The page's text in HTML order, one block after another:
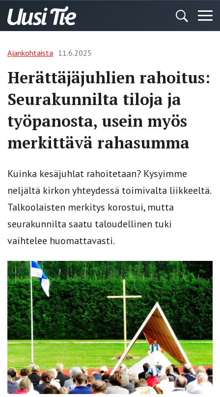
Ajankohtaista 11.6.2025
Herättäjäjuhlien rahoitus:
Seurakunnilta tiloja ja
työpanosta, usein myös
merkittävä rahasumma
Kuinka kesäjuhlat rahoitetaan? Kysyimme
neljältä kirkon yhteydessä toimivalta liikkeeltä.
Talkoolaisten merkitys korostui, mutta
seurakunnilta saatu taloudellinen tuki
vaihtelee huomattavasti.